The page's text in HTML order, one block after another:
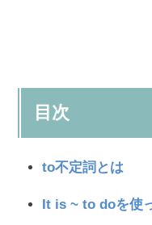
目次
to不定詞とは
It is ~ to doを使